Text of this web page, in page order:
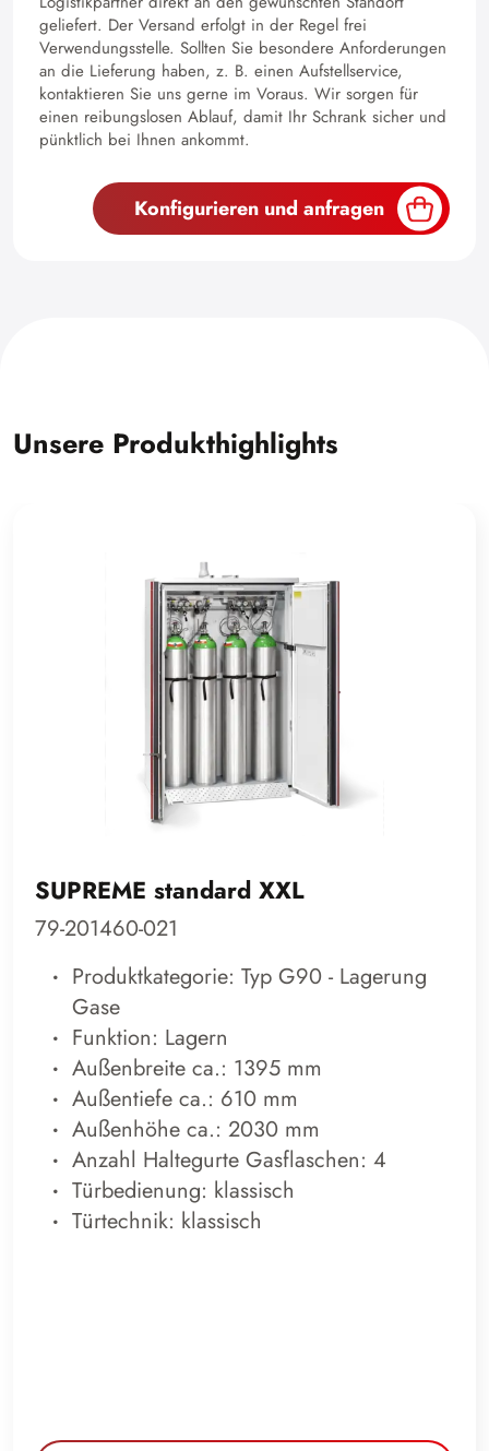
geliefert. Der Versand erfolgt in der Regel frei
Verwendungsstelle. Sollten Sie besondere Anforderungen
an die Lieferung haben, z. B. einen Aufstellservice,
kontaktieren Sie uns gerne im Voraus. Wir sorgen für
einen reibungslosen Ablauf, damit Ihr Schrank sicher und
pünktlich bei Ihnen ankommt.
Konfigurieren und anfragen
Unsere Produkthighlights
SUPREME standard XXL
79-201460-021
Produktkategorie: Typ G90 - Lagerung
Gase
Funktion: Lagern
Außenbreite ca.: 1395 mm
Außentiefe ca.: 610 mm
Außenhöhe ca.: 2030 mm
Anzahl Haltegurte Gasflaschen: 4
Türbedienung: klassisch
Türtechnik: klassisch